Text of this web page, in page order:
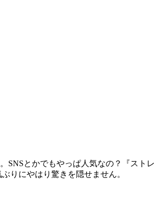
SNSとかでもやっぱ人気なの？『ストレ
りにやはり驚きを隠せません。